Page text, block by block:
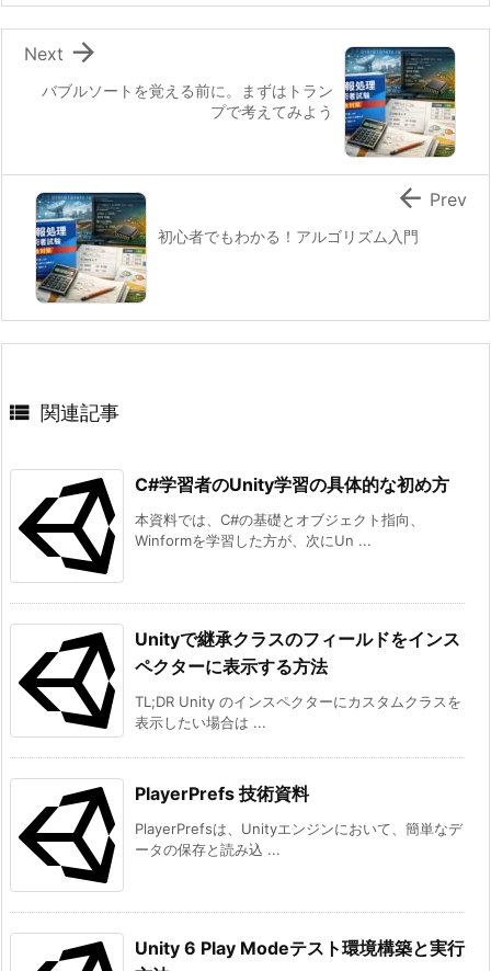
バブルソートを覚える前に。まずはトラン
プで考えてみよう

Next
初心者でもわかる！アルゴリズム入門
 Prev
 関連記事
C#学習者のUnity学習の具体的な初め方
本資料では、C#の基礎とオブジェクト指向、
Winformを学習した方が、次にUn ...
Unityで継承クラスのフィールドをインス
ペクターに表示する方法
TL;DR Unity のインスペクターにカスタムクラスを
表示したい場合は ...
PlayerPrefs 技術資料
PlayerPrefsは、Unityエンジンにおいて、簡単なデ
ータの保存と読み込 ...
Unity 6 Play Modeテスト環境構築と実行